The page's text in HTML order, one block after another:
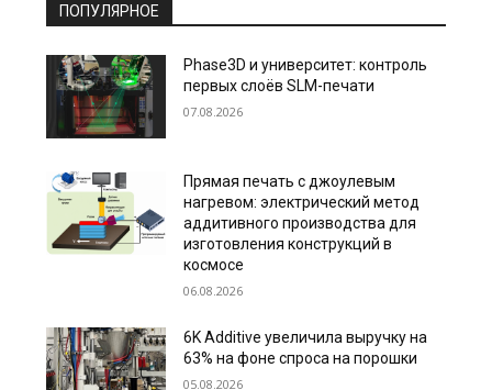
ПОПУЛЯРНОЕ
Phase3D и университет: контроль
первых слоёв SLM-печати
07.08.2026
Прямая печать с джоулевым
нагревом: электрический метод
аддитивного производства для
изготовления конструкций в
космосе
06.08.2026
6K Additive увеличила выручку на
63% на фоне спроса на порошки
05.08.2026